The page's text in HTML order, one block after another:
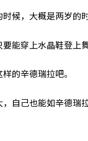
候，大概是两岁的
能穿上水晶鞋登上
的辛德瑞拉吧。
自己也能如辛德瑞